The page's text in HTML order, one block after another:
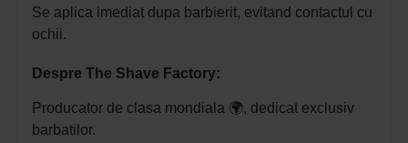
Se aplica imediat dupa barbierit, evitand contactul cu
ochii.
Despre The Shave Factory:
Producator de clasa mondiala 🌍, dedicat exclusiv
barbatilor.